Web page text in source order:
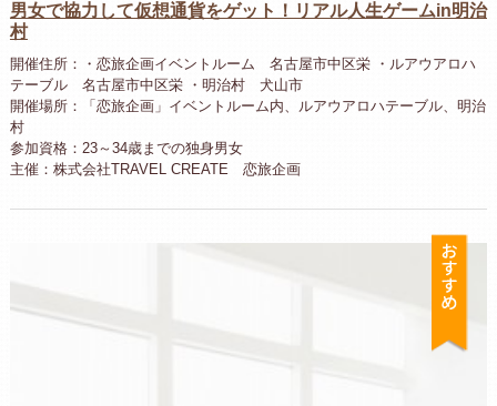
男女で協力して仮想通貨をゲット！リアル人生ゲームin明治
村
開催住所：・恋旅企画イベントルーム 名古屋市中区栄 ・ルアウアロハ
テーブル 名古屋市中区栄 ・明治村 犬山市
開催場所：「恋旅企画」イベントルーム内、ルアウアロハテーブル、明治
村
参加資格：23～34歳までの独身男女
主催：株式会社TRAVEL CREATE 恋旅企画
お